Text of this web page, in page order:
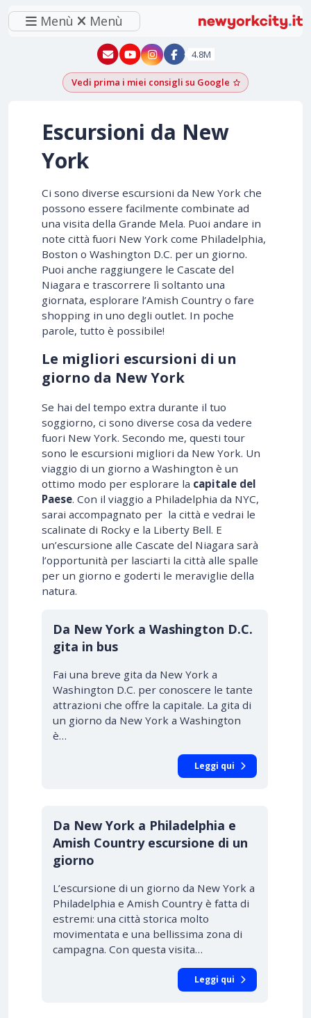
Menù Menù
New York - YouTube
New York - Instagram
4.8M
Vedi prima i miei consigli su Google Aggiungi
Escursioni da New
York
Ci sono diverse escursioni da New York che
possono essere facilmente combinate ad
una visita della Grande Mela. Puoi andare in
note città fuori New York come Philadelphia,
Boston o Washington D.C. per un giorno.
Puoi anche raggiungere le Cascate del
Niagara e trascorrere lì soltanto una
giornata, esplorare l’Amish Country o fare
shopping in uno degli outlet. In poche
parole, tutto è possibile!
Le migliori escursioni di un
giorno da New York
Se hai del tempo extra durante il tuo
soggiorno, ci sono diverse cosa da vedere
fuori New York. Secondo me, questi tour
sono le escursioni migliori da New York. Un
viaggio di un giorno a Washington è un
ottimo modo per esplorare la capitale del
Paese. Con il viaggio a Philadelphia da NYC,
sarai accompagnato per la città e vedrai le
scalinate di Rocky e la Liberty Bell. E
un’escursione alle Cascate del Niagara sarà
l’opportunità per lasciarti la città alle spalle
per un giorno e goderti le meraviglie della
natura.
13% DI SCONTO
Da New York a Washington D.C.
gita in bus
Fai una breve gita da New York a
Washington D.C. per conoscere le tante
attrazioni che offre la capitale. La gita di
un giorno da New York a Washington
è…
Leggi qui
Da New York a Philadelphia e
Amish Country escursione di un
giorno
L’escursione di un giorno da New York a
Philadelphia e Amish Country è fatta di
estremi: una città storica molto
movimentata e una bellissima zona di
campagna. Con questa visita…
Leggi qui